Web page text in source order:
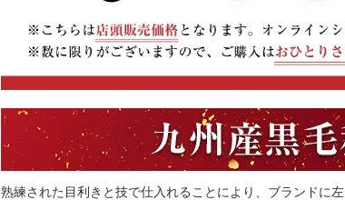
熟練された目利きと技で仕入れることにより、ブランドに左